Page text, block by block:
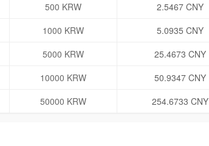
500 KRW
2.5467 CNY
1000 KRW
5.0935 CNY
5000 KRW
25.4673 CNY
10000 KRW
50.9347 CNY
50000 KRW 254.6733 CNY